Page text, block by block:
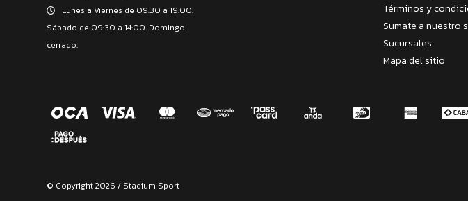
Lunes a Viernes de 09:30 a 19:00.
Sábado de 09:30 a 14:00. Domingo
cerrado.
Términos y
Sumate a nuestro
Sucursales
Mapa del sitio
© Copyright 2026 / Stadium Sport